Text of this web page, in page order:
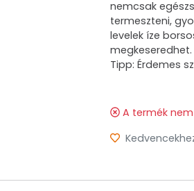
nemcsak
termeszteni,
levelek íze
Tipp: Érdemes
A termék